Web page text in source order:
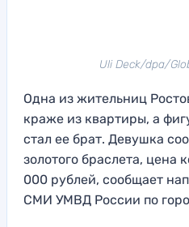
Uli Deck/dpa/
Одна из жительниц
краже из квартиры, а
стал ее брат. Девушка
золотого браслета, цена
000 рублей, сообщает
СМИ УМВД России по